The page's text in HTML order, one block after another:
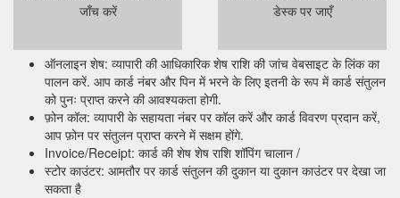
जाँच करें
डेस्क पर जाएँ
ऑनलाइन शेष: व्यापारी की आधिकारिक शेष राशि की जांच वेबसाइट के लिंक का
पालन करें. आप कार्ड नंबर और पिन में भरने के लिए इतनी के रूप में कार्ड संतुलन
को पुनः प्राप्त करने की आवश्यकता होगी.
फ़ोन कॉल: व्यापारी के सहायता नंबर पर कॉल करें और कार्ड विवरण प्रदान करें,
आप फ़ोन पर संतुलन प्राप्त करने में सक्षम होंगे.
Invoice/Receipt: कार्ड की शेष शेष राशि शॉपिंग चालान /
स्टोर काउंटर: आमतौर पर कार्ड संतुलन की दुकान या दुकान काउंटर पर देखा जा
सकता है